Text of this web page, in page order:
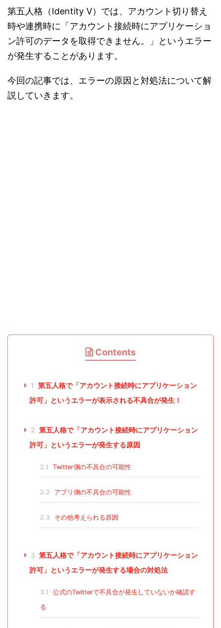
第五人格（Identity V）では、アカウント切り替え
時や連携時に「アカウント接続時にアプリケーショ
ン許可のデータを取得できません。」というエラー
が発生することがあります。
今回の記事では、エラーの原因と対処法について解
説していきます。
Contents
1 第五人格で「アカウント接続時にアプリケーション
許可」というエラーが表示される不具合が発生！
2 第五人格で「アカウント接続時にアプリケーション
許可」というエラーが発生する原因
2.1 Twitter側の不具合の可能性
2.2 アプリ側の不具合の可能性
2.3 その他考えられる原因
3 第五人格で「アカウント接続時にアプリケーション
許可」というエラーが発生する場合の対処法
3.1
公式のTwitterで不具合が発生していないか確認す
る